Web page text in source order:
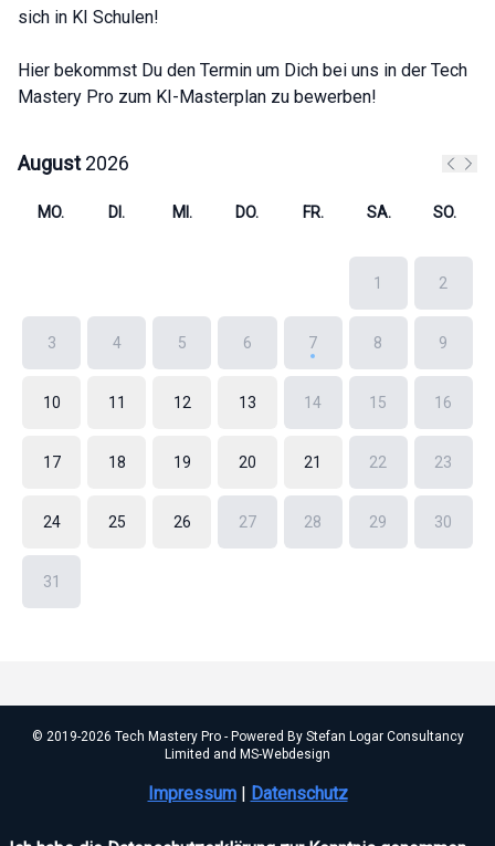
sich in KI Schulen!
Hier bekommst Du den Termin um Dich bei uns in der Tech
Mastery Pro zum KI-Masterplan zu bewerben!
August2026
MO. DI. MI. DO. FR. SA. SO.
1 2
3 4 5 6 7 8 9
10 11 12 13 14 15 16
17 18 19 20 21 22 23
24 25 26 27 28 29 30
31
© 2019-2026 Tech Mastery Pro - Powered By Stefan Logar Consultancy
Limited and MS-Webdesign
Impressum| Datenschutz